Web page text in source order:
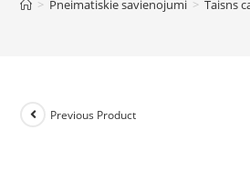
> Pneimatiskie savienojumi > Taisns
Previous Product